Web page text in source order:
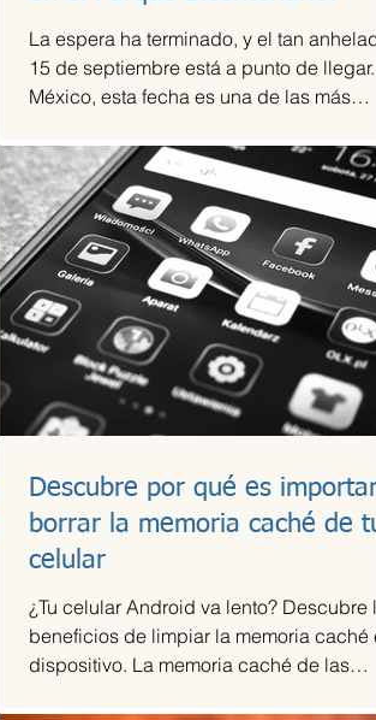
La espera ha terminado, y el tan
15 de septiembre está a punto de llegar.
México, esta fecha es una de las más
Descubre por qué es
borrar la memoria caché de
celular
¿Tu celular Android va lento? Descubre
beneficios de limpiar la memoria caché
dispositivo. La memoria caché de las